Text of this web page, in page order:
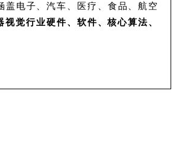
盖电子、汽车、医疗、食品、航空
觉行业硬件、软件、核心算法、